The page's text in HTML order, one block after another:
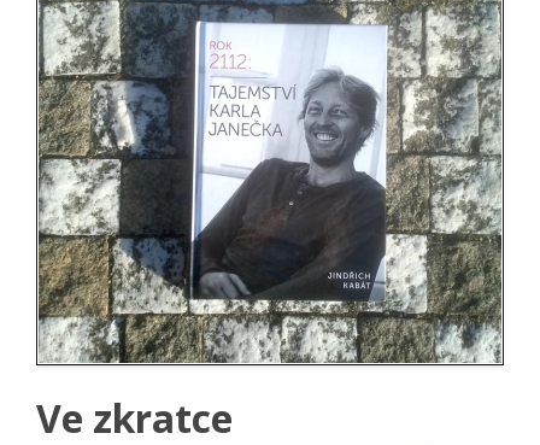
Ve zkratce